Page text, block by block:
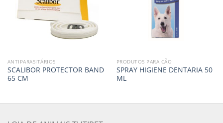
ANTIPARASITÁRIOS
SCALIBOR PROTECTOR BAND
65 CM
PRODUTOS PARA CÃO
SPRAY HIGIENE DENTARIA 50
ML